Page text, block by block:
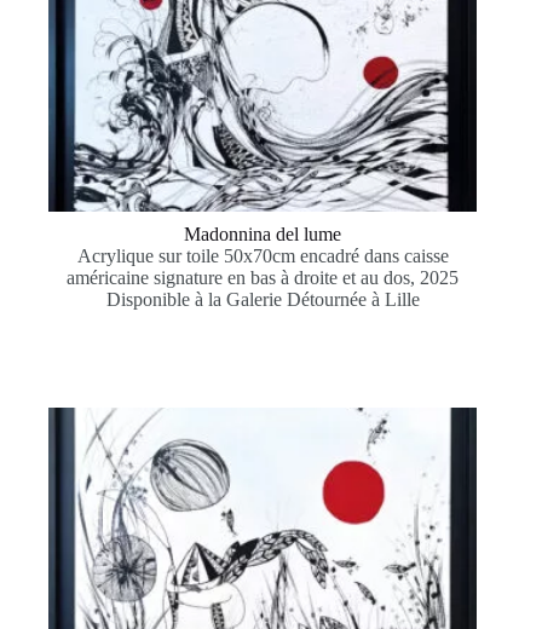
Madonnina del lume
Acrylique sur toile 50x70cm encadré dans caisse
américaine signature en bas à droite et au dos, 2025
Disponible à la Galerie Détournée à Lille